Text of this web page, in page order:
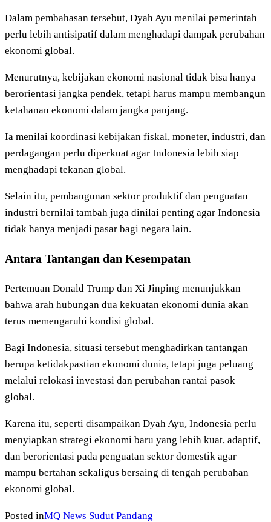
Dalam pembahasan tersebut, Dyah Ayu menilai pemerintah
perlu lebih antisipatif dalam menghadapi dampak perubahan
ekonomi global.
Menurutnya, kebijakan ekonomi nasional tidak bisa hanya
berorientasi jangka pendek, tetapi harus mampu membangun
ketahanan ekonomi dalam jangka panjang.
Ia menilai koordinasi kebijakan fiskal, moneter, industri, dan
perdagangan perlu diperkuat agar Indonesia lebih siap
menghadapi tekanan global.
Selain itu, pembangunan sektor produktif dan penguatan
industri bernilai tambah juga dinilai penting agar Indonesia
tidak hanya menjadi pasar bagi negara lain.
Antara Tantangan dan Kesempatan
Pertemuan Donald Trump dan Xi Jinping menunjukkan
bahwa arah hubungan dua kekuatan ekonomi dunia akan
terus memengaruhi kondisi global.
Bagi Indonesia, situasi tersebut menghadirkan tantangan
berupa ketidakpastian ekonomi dunia, tetapi juga peluang
melalui relokasi investasi dan perubahan rantai pasok
global.
Karena itu, seperti disampaikan Dyah Ayu, Indonesia perlu
menyiapkan strategi ekonomi baru yang lebih kuat, adaptif,
dan berorientasi pada penguatan sektor domestik agar
mampu bertahan sekaligus bersaing di tengah perubahan
ekonomi global.
Posted inMQ News Sudut Pandang